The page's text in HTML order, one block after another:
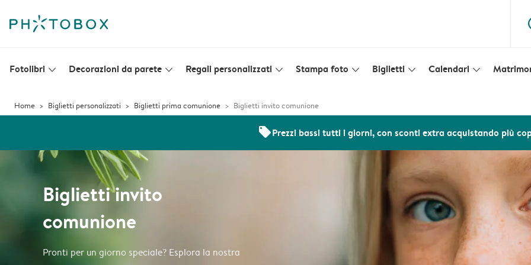
Fotolibri slim_arrow_down Decorazioni da parete slim_arrow_down Regali personalizzati slim_arrow_down Stampa foto slim_arrow_down Biglietti slim_arrow_down Calendari slim_arrow_down
Home Biglietti personalizzati Biglietti prima comunione Biglietti invito comunione
offersPrezzi bassi tutti i giorni, con sconti extra acquistando più
Biglietti invito
comunione
Pronti per un giorno speciale? Esplora la nostra